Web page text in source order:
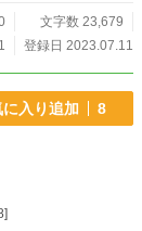
文字数 23,679
登録日 2023.07.11
に入り追加 8